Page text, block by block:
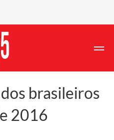
brasileiros
2016